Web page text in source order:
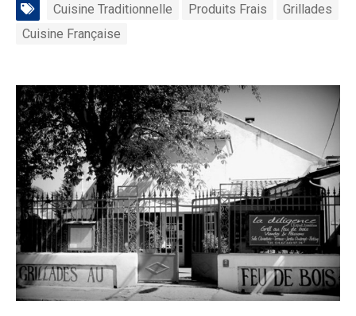
Cuisine Traditionnelle Produits Frais
Grillades
Cuisine Française